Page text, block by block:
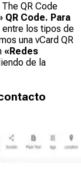
QR Code
QR Code. Para
entre los tipos de
una vCard QR
«Redes
de la